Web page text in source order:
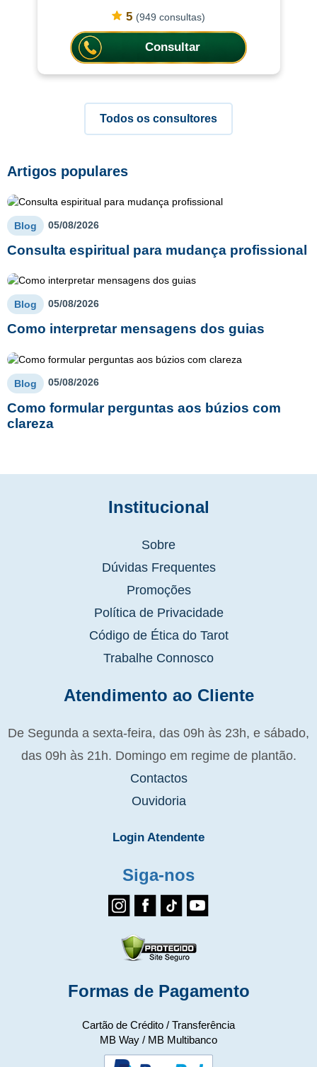
trazendo clareza, equilíbrio
emocional e orientação para
decisões importantes da vi
5 (949 consultas)
Consultar
Todos os consultores
Artigos populares
Blog 05/08/2026
Consulta espiritual para mudança profissional
Blog 05/08/2026
Como interpretar mensagens dos guias
Blog 05/08/2026
Como formular perguntas aos búzios com
clareza
Institucional
Sobre
Dúvidas Frequentes
Promoções
Política de Privacidade
Código de Ética do Tarot
Trabalhe Connosco
Atendimento ao Cliente
De Segunda a sexta-feira, das 09h às 23h, e sábado,
das 09h às 21h. Domingo em regime de plantão.
Contactos
Ouvidoria
Login Atendente
Siga-nos
Formas de Pagamento
Cartão de Crédito / Transferência
MB Way / MB Multibanco